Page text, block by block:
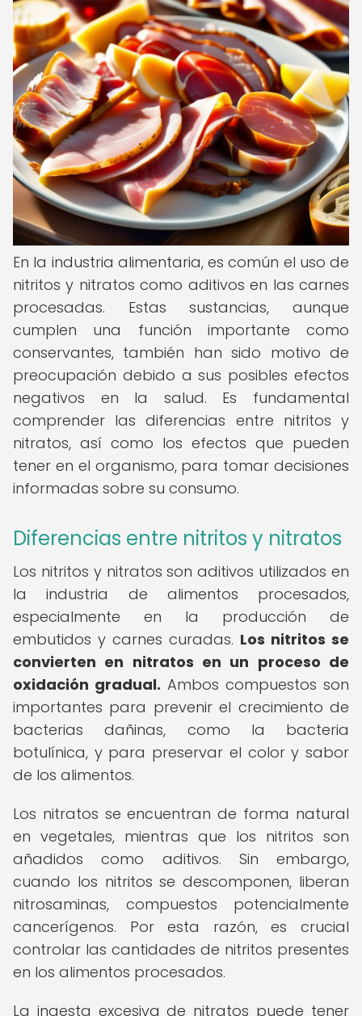
En la industria alimentaria, es común el uso de
nitritos y nitratos como aditivos en las carnes
procesadas. Estas sustancias, aunque
cumplen una función importante como
conservantes, también han sido motivo de
preocupación debido a sus posibles efectos
negativos en la salud. Es fundamental
comprender las diferencias entre nitritos y
nitratos, así como los efectos que pueden
tener en el organismo, para tomar decisiones
informadas sobre su consumo.
Diferencias entre nitritos y nitratos
Los nitritos y nitratos son aditivos utilizados en
la industria de alimentos procesados,
especialmente en la producción de
embutidos y carnes curadas. Los nitritos se
convierten en nitratos en un proceso de
oxidación gradual. Ambos compuestos son
importantes para prevenir el crecimiento de
bacterias dañinas, como la bacteria
botulínica, y para preservar el color y sabor
de los alimentos.
Los nitratos se encuentran de forma natural
en vegetales, mientras que los nitritos son
añadidos como aditivos. Sin embargo,
cuando los nitritos se descomponen, liberan
nitrosaminas, compuestos potencialmente
cancerígenos. Por esta razón, es crucial
controlar las cantidades de nitritos presentes
en los alimentos procesados.
La ingesta excesiva de nitratos puede tener